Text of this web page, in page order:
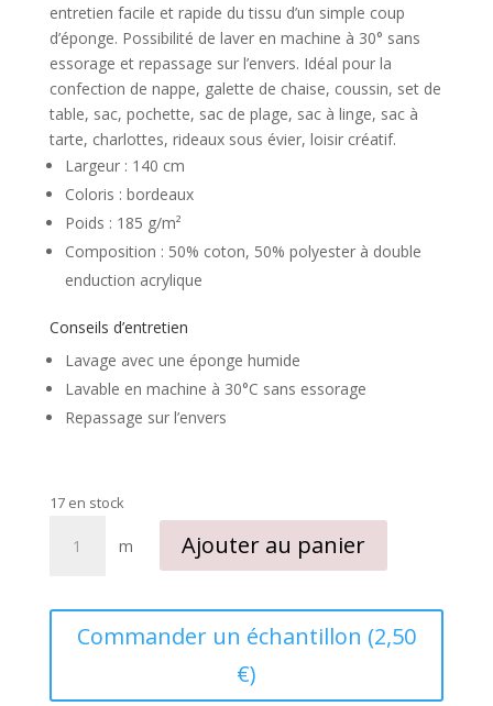
entretien facile et rapide du tissu d’un simple coup
d’éponge. Possibilité de laver en machine à 30° sans
essorage et repassage sur l’envers. Idéal pour la
confection de nappe, galette de chaise, coussin, set de
table, sac, pochette, sac de plage, sac à linge, sac à
tarte, charlottes, rideaux sous évier, loisir créatif.
Largeur : 140 cm
Coloris : bordeaux
Poids : 185 g/m²
Composition : 50% coton, 50% polyester à double
enduction acrylique
Conseils d’entretien
Lavage avec une éponge humide
Lavable en machine à 30°C sans essorage
Repassage sur l’envers
17 en stock
enduit
m Ajouter au panier
Commander un échantillon (2,50
€)